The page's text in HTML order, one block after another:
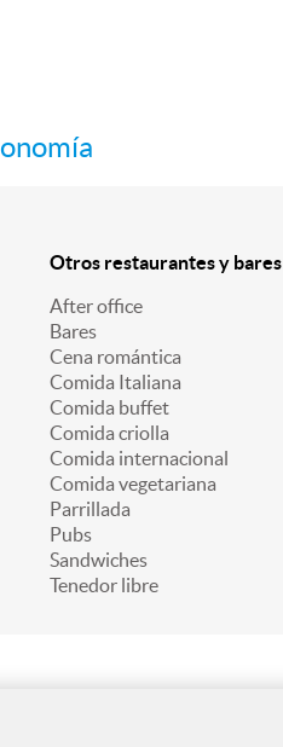
Otros restaurantes y bares
After office
Bares
Cena romántica
Comida Italiana
Comida buffet
Comida criolla
Comida internacional
Comida vegetariana
Parrillada
Pubs
Sandwiches
Tenedor libre